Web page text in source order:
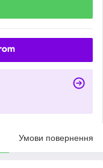
Умови повернення